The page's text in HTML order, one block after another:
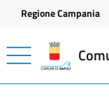
Vai ai contenuti
Vai al footer
Regione Campania